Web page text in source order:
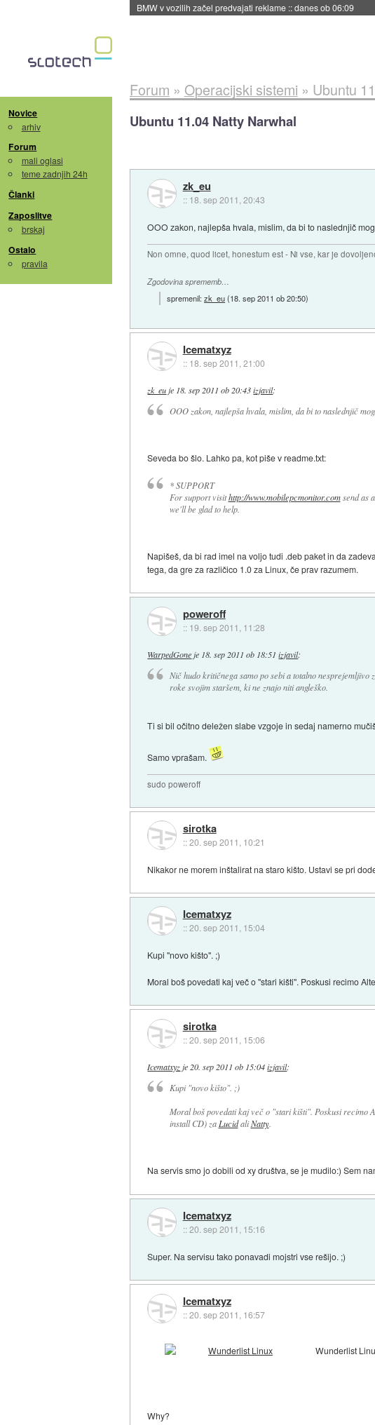
BMW v vozilih začel predvajati reklame ::danes ob 06:09
Novice
arhiv
Forum
mali oglasi
teme zadnjih 24h
Članki
Zaposlitve
brskaj
Ostalo
pravila
Forum » Operacijski sistemi » Ubuntu
Ubuntu 11.04 Natty Narwhal
zk_eu
:: 18. sep 2011, 20:43
OOO zakon, najlepša hvala, mislim, da bi to naslednjič
Non omne, quod licet, honestum est - Ni vse, kar je
Zgodovina sprememb…
spremenil:zk_eu(18. sep 2011 ob 20:50)
Icematxyz
:: 18. sep 2011, 21:00
zk_eu je 18. sep 2011 ob 20:43 izjavil:
OOO zakon, najlepša hvala, mislim, da bi to naslednjič
Seveda bo šlo. Lahko pa, kot piše v readme.txt:
* SUPPORT
For support visithttp://www.mobilepcmonitor.comsend as
we'll be glad to help.
Napišeš, da bi rad imel na voljo tudi .deb paket in da
tega, da gre za različico 1.0 za Linux, če prav razumem.
poweroff
:: 19. sep 2011, 11:28
WarpedGone je 18. sep 2011 ob 18:51 izjavil:
Nič hudo kritičnega samo po sebi a totalno nesprejemljivo
roke svojim staršem, ki ne znajo niti angleško.
Ti si bil očitno deležen slabe vzgoje in sedaj namerno
Samo vprašam.
sudo poweroff
sirotka
::20. sep 2011, 10:21
Nikakor ne morem inštalirat na staro kišto. Ustavi se pri
Icematxyz
::20. sep 2011, 15:04
Kupi "novo kišto". ;)
Moral boš povedati kaj več o "stari kišti". Poskusi recimo
sirotka
::20. sep 2011, 15:06
Icematxyz je 20. sep 2011 ob 15:04 izjavil:
Kupi "novo kišto". ;)
Moral boš povedati kaj več o "stari kišti". Poskusi recimo
install CD) zaLucidaliNatty.
Na servis smo jo dobili od xy društva, se je mudilo:) Sem
Icematxyz
::20. sep 2011, 15:16
Super. Na servisu tako ponavadi mojstri vse rešijo. ;)
Icematxyz
::20. sep 2011, 16:57
Wunderlist
Why?